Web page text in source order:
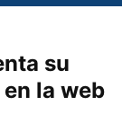
su
la web